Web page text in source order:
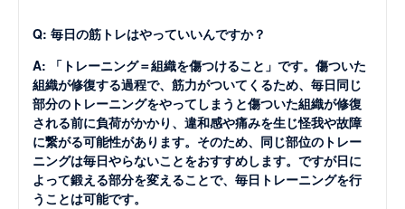
Q: 毎日の筋トレはやっていいんですか？
A: 「トレーニング＝組織を傷つけること」です。傷ついた
組織が修復する過程で、筋力がついてくるため、毎日同じ
部分のトレーニングをやってしまうと傷ついた組織が修復
される前に負荷がかかり、違和感や痛みを生じ怪我や故障
に繋がる可能性があります。そのため、同じ部位のトレー
ニングは毎日やらないことをおすすめします。ですが日に
よって鍛える部分を変えることで、毎日トレーニングを行
うことは可能です。